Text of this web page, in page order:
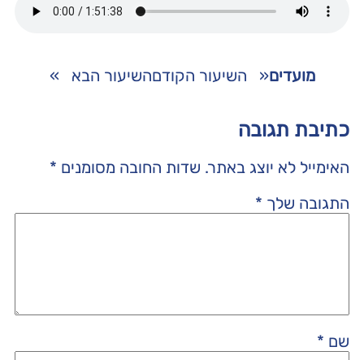
מועדים« השיעור הקודםהשיעור הבא »
כתיבת תגובה
האימייל לא יוצג באתר. שדות החובה מסומנים *
התגובה שלך *
שם *